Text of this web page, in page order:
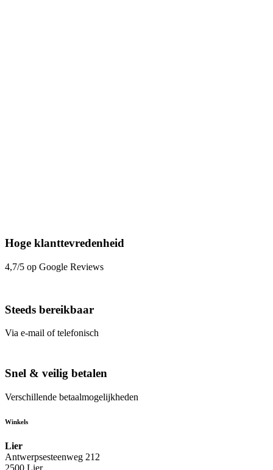
Hoge klanttevredenheid
4,7/5 op Google Reviews
Steeds bereikbaar
Via e-mail of telefonisch
Snel & veilig betalen
Verschillende betaalmogelijkheden
Winkels
Lier
Antwerpsesteenweg 212
2500 Lier